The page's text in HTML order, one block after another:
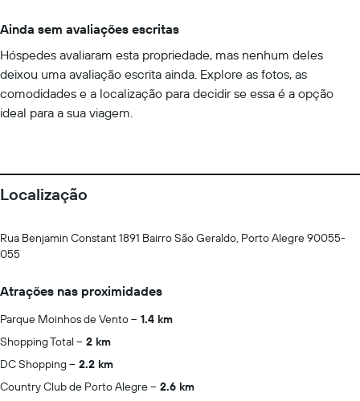
Ainda sem avaliações escritas
Hóspedes avaliaram esta propriedade, mas nenhum deles
deixou uma avaliação escrita ainda. Explore as fotos, as
comodidades e a localização para decidir se essa é a opção
ideal para a sua viagem.
Localização
Rua Benjamin Constant 1891 Bairro São Geraldo, Porto Alegre 90055-
055
Atrações nas proximidades
Parque Moinhos de Vento
1.4 km
Shopping Total
2 km
DC Shopping
2.2 km
Country Club de Porto Alegre
2.6 km